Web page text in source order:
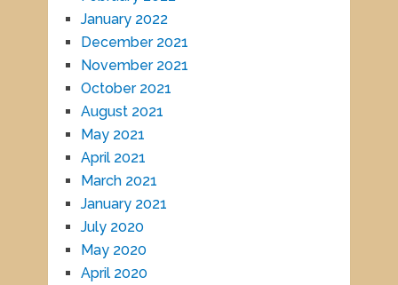
January 2022
December 2021
November 2021
October 2021
August 2021
May 2021
April 2021
March 2021
January 2021
July 2020
May 2020
April 2020